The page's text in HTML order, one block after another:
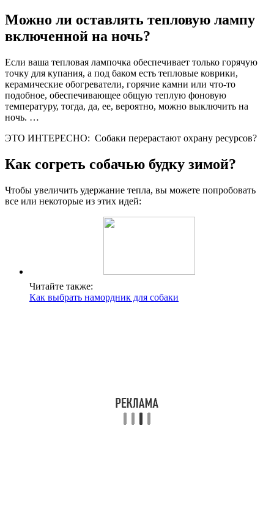
Можно ли оставлять тепловую лампу
включенной на ночь?
Если ваша тепловая лампочка обеспечивает только горячую
точку для купания, а под баком есть тепловые коврики,
керамические обогреватели, горячие камни или что-то
подобное, обеспечивающее общую теплую фоновую
температуру, тогда, да, ее, вероятно, можно выключить на
ночь. …
ЭТО ИНТЕРЕСНО: Собаки перерастают охрану ресурсов?
Как согреть собачью будку зимой?
Чтобы увеличить удержание тепла, вы можете попробовать
все или некоторые из этих идей:
Читайте также:
Как выбрать намордник для собаки